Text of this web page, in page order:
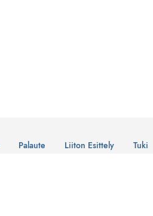
Palaute Liiton Esittely Tuki